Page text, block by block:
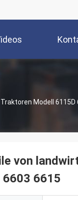
Modell 6115D
von
6615